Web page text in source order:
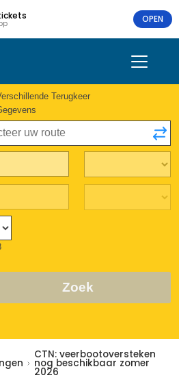
OPEN
Terugkeer
Zoek
CTN: veerbootoversteken
nog beschikbaar zomer
2026